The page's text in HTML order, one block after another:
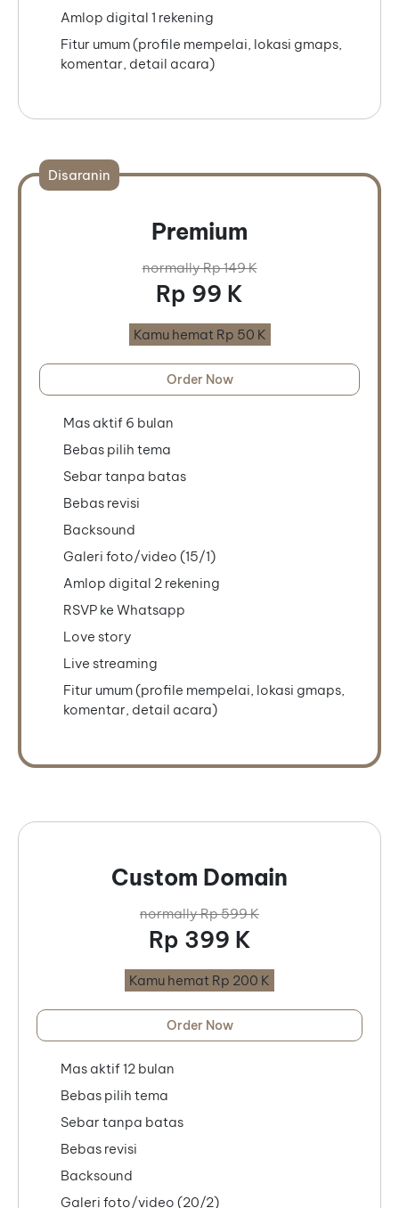
Amlop digital 1 rekening
Fitur umum (profile mempelai, lokasi gmaps,
komentar, detail acara)
Disaranin
Premium
normally Rp 149 K
Rp 99 K
Kamu hemat Rp 50 K
Order Now
Mas aktif 6 bulan
Bebas pilih tema
Sebar tanpa batas
Bebas revisi
Backsound
Galeri foto/video (15/1)
Amlop digital 2 rekening
RSVP ke Whatsapp
Love story
Live streaming
Fitur umum (profile mempelai, lokasi gmaps,
komentar, detail acara)
Custom Domain
normally Rp 599 K
Rp 399 K
Kamu hemat Rp 200 K
Order Now
Mas aktif 12 bulan
Bebas pilih tema
Sebar tanpa batas
Bebas revisi
Backsound
Galeri foto/video (20/2)